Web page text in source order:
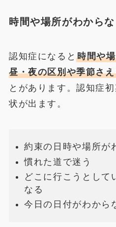
時間や場所がわから
認知症になると時間や
昼・夜の区別や季節さ
とがあります。認知症
状が出ます。
約束の日時や場所が
慣れた道で迷う
どこに行こうとして
なる
今日の日付がわから